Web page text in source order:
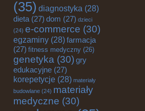
(35) diagnostyka (28)
dieta (27) dom (27) dzieci
(24) e-commerce (30)
egzaminy (28)farmacja
(27) fitness medyczny (26)
genetyka (30) gry
edukacyjne (27)
korepetycje (28) materiały
budowlane (24) materiały
medyczne (30)